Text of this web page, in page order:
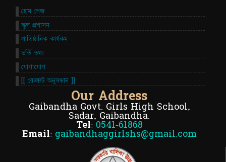
Our Address
Gaibandha Govt. Girls High School,
Sadar, Gaibandha.
Tel: 0541-61868
Email: gaibandhaggirlshs@gmail.com
হোম পেজ
স্কুল প্রশাসন
প্রাতিষ্ঠানিক কার্যকম
ভর্তি তথ্য
যোগাযোগ
[[ রেজাল্ট অনুসন্ধান ]]